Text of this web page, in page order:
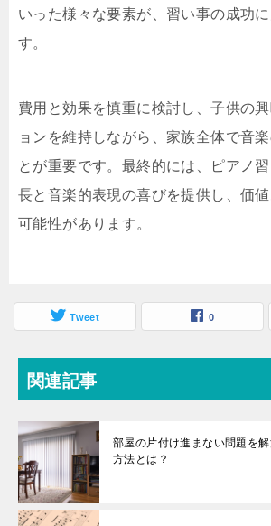
いった様々な要素が、習い事の成功
す。
費用と効果を慎重に検討し、子供の
ョンを維持しながら、家族全体で音
とが重要です。最終的には、ピアノ
長と音楽的表現の喜びを提供し、価
可能性があります。
Tweet 0
関連記事
部屋の片付け進まない問題を
方法とは？